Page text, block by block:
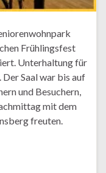
Frühlingsfest
Unterhaltung für
Saal war bis auf
und Besuchern,
mit dem
freuten.